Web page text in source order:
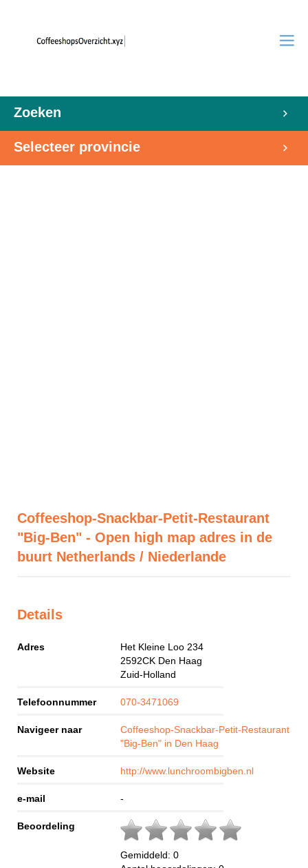
Zoeken
Selecteer provincie
Coffeeshop-Snackbar-Petit-Restaurant
"Big-Ben" - Open high map adres in de
buurt Netherlands / Niederlande
Details
Adres
Het Kleine Loo 234
2592CK Den Haag
Zuid-Holland
Telefoonnummer 070-3471069
Navigeer naar
Coffeeshop-Snackbar-Petit-Restaurant
"Big-Ben" in Den Haag
Website http://www.lunchroombigben.nl
e-mail -
Beoordeling
Gemiddeld: 0